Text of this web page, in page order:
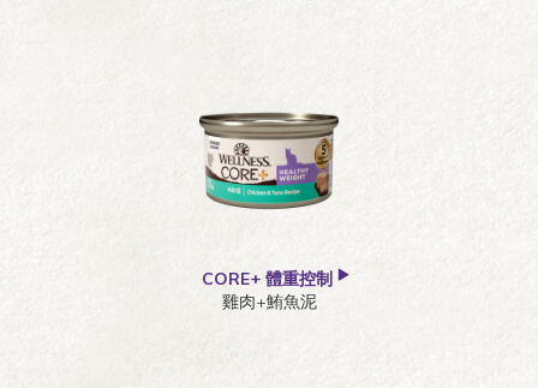
CORE+ 體重控制
雞肉+鮪魚泥